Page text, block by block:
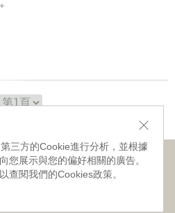
三方的Cookie進行分析，並根據
您展示與您的偏好相關的廣告。
查閱我們的Cookies政策。
會員專區
‧會員條款
‧加入會員
‧登入會員
‧訂單查詢